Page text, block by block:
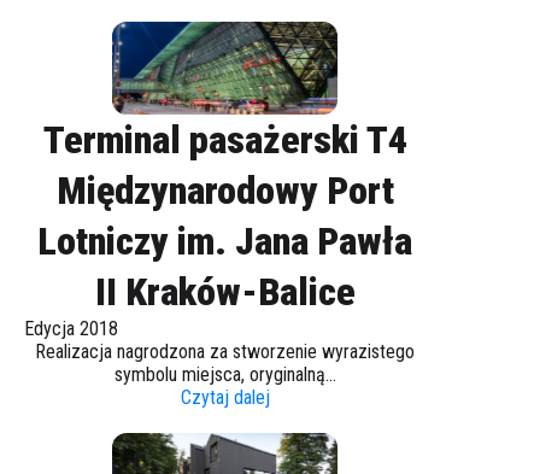
Terminal pasażerski T4
Międzynarodowy Port
Lotniczy im. Jana Pawła
II Kraków-Balice
Edycja 2018
Realizacja nagrodzona za stworzenie wyrazistego
symbolu miejsca, oryginalną...
Czytaj dalej